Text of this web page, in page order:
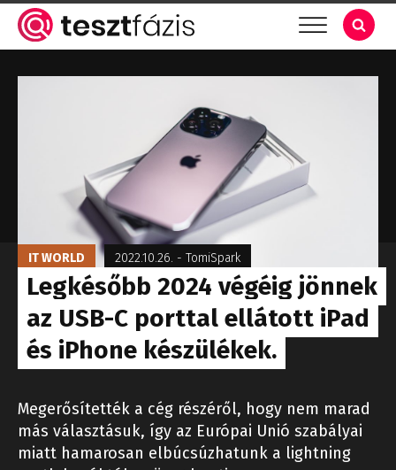
IT WORLD 2022.10.26. - TomiSpark
Legkésőbb 2024 végéig jönnek
az USB-C porttal ellátott iPad
és iPhone készülékek.
Megerősítették a cég részéről, hogy nem marad
más választásuk, így az Európai Unió szabályai
miatt hamarosan elbúcsúzhatunk a lightning